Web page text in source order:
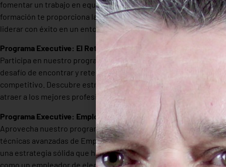
fomentar un trabajo en equipo colaborativo y productivo. Esta
formación te proporciona las herramientas necesarias para
liderar con éxito en un entorno empresarial dinámico.
Programa Executive: El Reto de Encontrar Talento
Participa en nuestro programa ejecutivo para enfrentar el
desafío de encontrar y retener talento en un mercado
competitivo. Descubre estrategias avanzadas para identificar y
atraer a los mejores profesionales.
Programa Executive: Employer Branding
Aprovecha nuestro programa ejecutivo para profundizar en las
técnicas avanzadas de Employer Branding. Aprende a construir
una estrategia sólida que haga que tu empresa se destaque
como un empleador de elección.